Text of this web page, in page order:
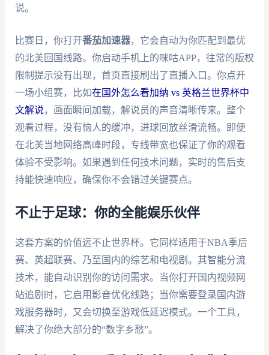
说。
比赛日，你打开番茄加速器，它会自动为你匹配到最优
的北美回国线路。你启动手机上的咪咕APP，往常的版权
限制提示没有出现，首页直接刷出了直播入口。你点开
一场小组赛，比如在国外怎么看加纳 vs 英格兰世界杯中
文解说，画面瞬间加载，解说员的声音清晰传来。整个
观看过程，没有恼人的缓冲，进球回放丝滑流畅。即便
在北美当地网络高峰时段，专线带宽也保证了你的观看
体验不受影响。如果遇到任何技术问题，实时的售后支
持能快速响应，确保你不会错过关键赛点。
不止于足球：你的全能娱乐伙伴
这套方案的价值远不止世界杯。它同样适用于NBA季后
赛、英超联赛、乃至国内的综艺和电视剧。其智能分流
技术，能自动识别你的访问需求。当你打开国内视频网
站追剧时，它启用影音优化线路；当你需要登录国内游
戏服务器时，又会切换至游戏低延迟模式。一个工具，
解决了你绝大部分的“数字乡愁”。